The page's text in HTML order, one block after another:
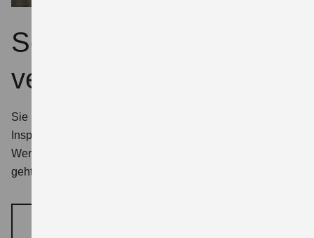
Servicetermin
vereinbaren
Sie möchten Ihr Fahrzeug für eine jahreszeitliche
Inspektion, eine TÜV-Prüfung oder einen anderen
Werkstatttermin anmelden? Mit unserem Kontaktformular
geht’s ganz einfach.